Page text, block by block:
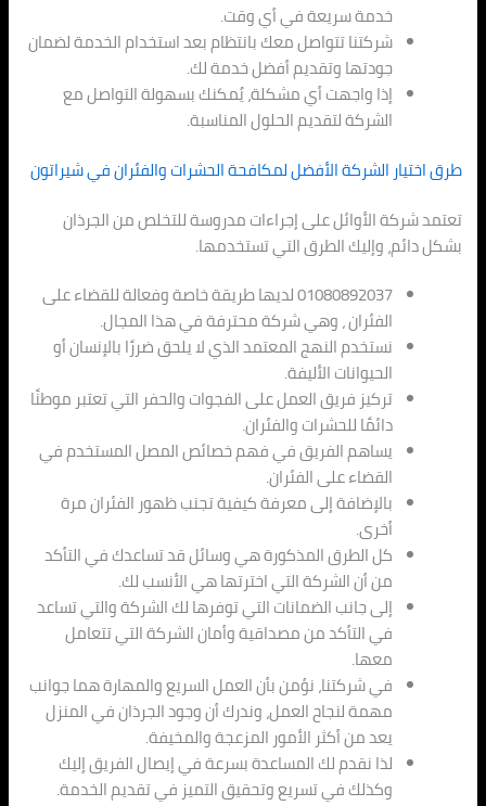
خدمة سريعة في أي وقت.
شركتنا تتواصل معك بانتظام بعد استخدام الخدمة لضمان
جودتها وتقديم أفضل خدمة لك.
إذا واجهت أي مشكلة، يُمكنك بسهولة التواصل مع
الشركة لتقديم الحلول المناسبة.
طرق اختيار الشركة الأفضل لمكافحة الحشرات والفئران في شيراتون
تعتمد شركة الأوائل على إجراءات مدروسة للتخلص من الجرذان
بشكل دائم، وإليك الطرق التي تستخدمها.
01080892037 لديها طريقة خاصة وفعالة للقضاء على
الفئران ، وهي شركة محترفة في هذا المجال.
نستخدم النهج المعتمد الذي لا يلحق ضررًا بالإنسان أو
الحيوانات الأليفة.
تركيز فريق العمل على الفجوات والحفر التي تعتبر موطنًا
دائمًا للحشرات والفئران.
يساهم الفريق في فهم خصائص المصل المستخدم في
القضاء على الفئران.
بالإضافة إلى معرفة كيفية تجنب ظهور الفئران مرة
أخرى.
كل الطرق المذكورة هي وسائل قد تساعدك في التأكد
من أن الشركة التي اخترتها هي الأنسب لك.
إلى جانب الضمانات التي توفرها لك الشركة والتي تساعد
في التأكد من مصداقية وأمان الشركة التي تتعامل
معها.
في شركتنا، نؤمن بأن العمل السريع والمهارة هما جوانب
مهمة لنجاح العمل، وندرك أن وجود الجرذان في المنزل
يعد من أكثر الأمور المزعجة والمخيفة.
لذا نقدم لك المساعدة بسرعة في إيصال الفريق إليك
وكذلك في تسريع وتحقيق التميز في تقديم الخدمة.